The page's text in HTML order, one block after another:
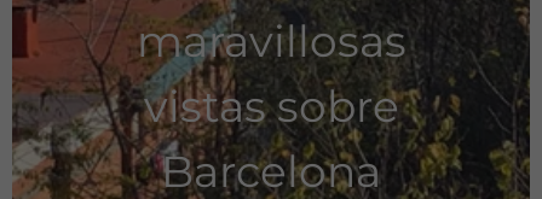
maravillosas
vistas sobre
Barcelona